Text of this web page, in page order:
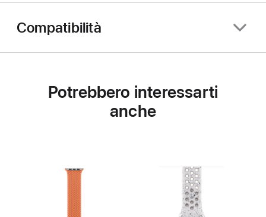
Compatibilità
Potrebbero interessarti
anche